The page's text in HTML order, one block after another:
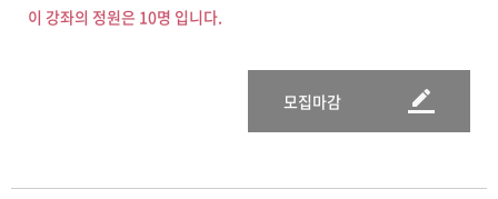
이 강좌의 정원은 10명 입니다.
모집마감